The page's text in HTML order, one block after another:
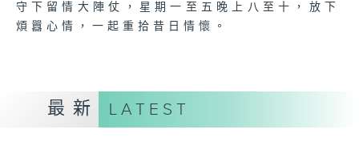
守下留情大陣仗，星期一至五晚上八至十，放下
煩囂心情，一起重拾昔日情懷。
最新 LATEST